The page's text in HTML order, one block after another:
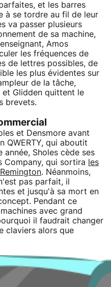
et les barres
à se tordre au fil de leur
va passer plusieurs
de sa machine,
Amos
les fréquences de
de lettres possibles, de
les plus évidentes sur
de la tâche,
et Glidden quittent le
brevets.
et Densmore avant
QWERTY, qui aboutit
année, Sholes cède ses
Company, qui sortira
les
. Néanmoins,
pas parfait, il
et jusqu'à sa mort en
Pendant ce
avec grand
il faudrait changer
claviers alors que